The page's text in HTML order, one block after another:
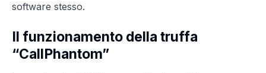
software stesso.
Il funzionamento della truffa
“CallPhantom”